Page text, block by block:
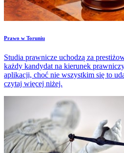
​Prawo w Toruniu
Studia prawnicze uchodzą za
każdy kandydat na kierunek
aplikacji, choć nie wszystkim się to
czytaj więcej niżej.